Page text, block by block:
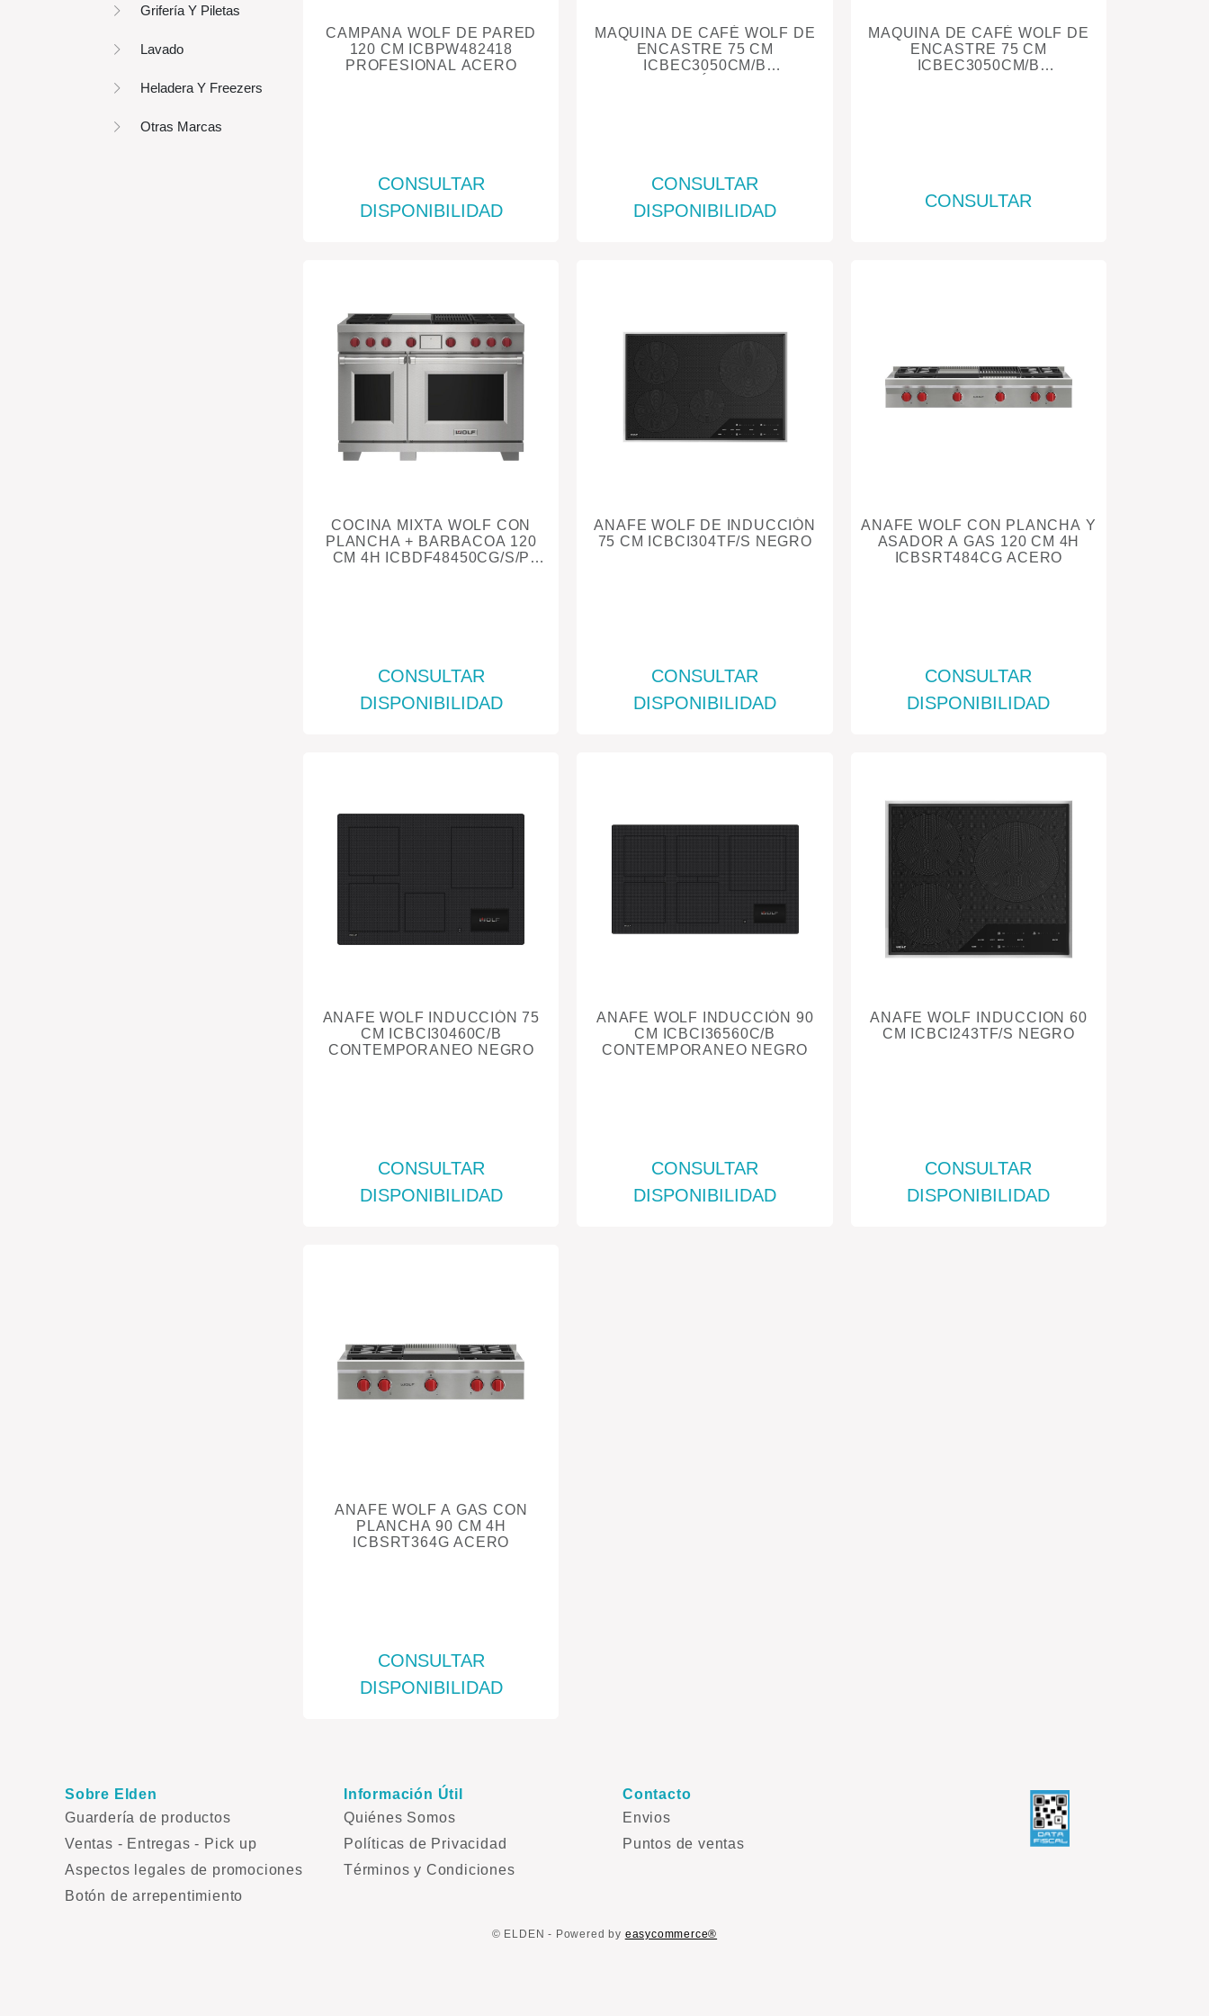
Grifería Y Piletas
Lavado
Heladera Y Freezers
Otras Marcas
CAMPANA WOLF DE PARED
120 CM ICBPW482418
PROFESIONAL ACERO
CONSULTAR
DISPONIBILIDAD
MAQUINA DE CAFÉ WOLF DE
ENCASTRE 75 CM
ICBEC3050CM/B
CONSULTAR
DISPONIBILIDAD
MAQUINA DE CAFÉ WOLF DE
ENCASTRE 75 CM
ICBEC3050CM/B
CONSULTAR
COCINA MIXTA WOLF CON
PLANCHA + BARBACOA 120
CM 4H ICBDF48450CG/S/P
CONSULTAR
DISPONIBILIDAD
ANAFE WOLF DE INDUCCIÓN
75 CM ICBCI304TF/S NEGRO
CONSULTAR
DISPONIBILIDAD
ANAFE WOLF CON PLANCHA Y
ASADOR A GAS 120 CM 4H
ICBSRT484CG ACERO
CONSULTAR
DISPONIBILIDAD
ANAFE WOLF INDUCCIÓN 75
CM ICBCI30460C/B
CONTEMPORANEO NEGRO
CONSULTAR
DISPONIBILIDAD
ANAFE WOLF INDUCCIÓN 90
CM ICBCI36560C/B
CONTEMPORANEO NEGRO
CONSULTAR
DISPONIBILIDAD
ANAFE WOLF INDUCCION 60
CM ICBCI243TF/S NEGRO
CONSULTAR
DISPONIBILIDAD
ANAFE WOLF A GAS CON
PLANCHA 90 CM 4H
ICBSRT364G ACERO
CONSULTAR
DISPONIBILIDAD
Información Útil
Quiénes Somos
Políticas de Privacidad
Términos y Condiciones
Contacto
Envios
Puntos de ventas
Sobre Elden
Guardería de productos
Ventas - Entregas - Pick up
Aspectos legales de promociones
Botón de arrepentimiento
© ELDEN - Powered by easycommerce®